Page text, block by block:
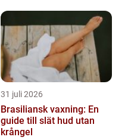
31 juli 2026
Brasiliansk vaxning: En
guide till slät hud utan
krångel